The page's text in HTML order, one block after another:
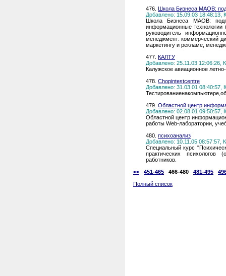
476. Школа Бизнеса МАОВ:
Добавлено: 15.09.03 18:48:13,
Школа Бизнеса МАОВ:
информационные технологии
руководитель
менеджмент: коммерческий
маркетингу и рекламе,
477. КАЛТУ
Добавлено: 25.11.03 12:06:26,
Калужское авиационное
478. Chopintestcentre
Добавлено: 31.03.01 08:40:57,
479. Областной центр
Добавлено: 02.08.01 09:50:57,
Областной центр
работы Web-лаборатории,
480. психоанализ
Добавлено: 10.11.05 08:57:57,
Специальный курс
практических
работников.
<<
451-465 466-480 481-495
Полный список